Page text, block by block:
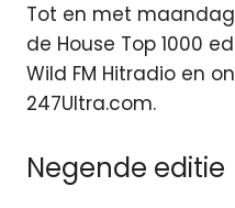
Tot en met
de House Top 1000
Wild FM Hitradio en
247Ultra.com.
Negende editie